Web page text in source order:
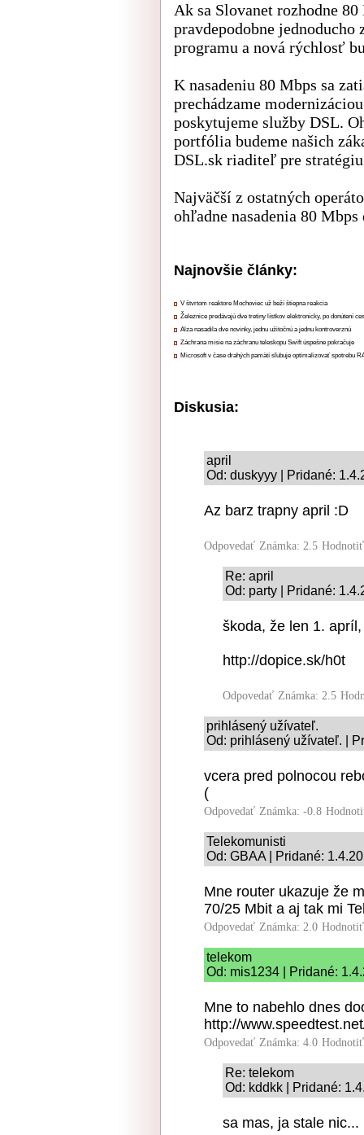
Ak sa Slovanet rozhodne
pravdepodobne
programu a nová rýchlosť
K nasadeniu 80 Mbps sa
prechádzame
poskytujeme služby DSL.
portfólia budeme našich
DSL.sk riaditeľ pre
Najväčší z ostatných
ohľadne nasadenia 80
Najnovšie články:
V štvrtom reaktore Mochoviec už beží štiepna reakcia
Železnice predávajú dve tretiny lístkov elektronicky, po donútení
Alza nasadila dve novinky, jednu užitočnú a jednu kontroverznú
Záchrana misie na záchranu teleskopu Swift úspešne pokračuje
Microsoft v čase drahých pamätí sľubuje optimalizovať spotrebu
Diskusia:
april
Od: duskyyy | Pridané:
Az barz trapny april :D
Odpovedať Známka: 2.5
Re: april
Od: party | Pridané:
škoda, že len 1.
http://dopice.sk/h0t
Odpovedať Známka: 2.5
prihlásený užívateľ.
Od: prihlásený užívateľ. |
vcera pred polnocou
(
Odpovedať Známka: -0.8
Telekomunisti
Od: GBAA | Pridané:
Mne router ukazuje že
70/25 Mbit a aj tak mi
Odpovedať Známka: 2.0
telekom
Od: mis1234 | Pridané:
Mne to nabehlo dnes
http://
Odpovedať Známka: 4.0
Re: telekom
Od: kddkk | Pridané:
sa mas, ja stale nic...